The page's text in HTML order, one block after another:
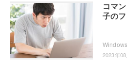
コマ
子の
2023年